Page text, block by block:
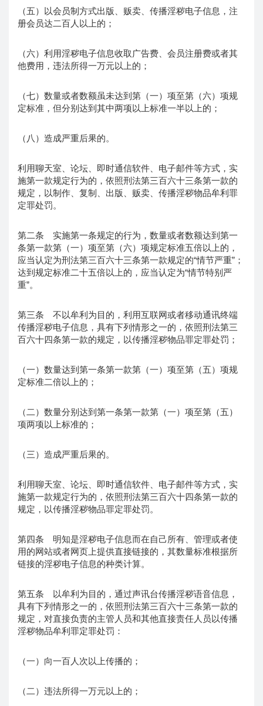
（五）以会员制方式出版、贩卖、传播淫秽电子信息，注
册会员达二百人以上的；
（六）利用淫秽电子信息收取广告费、会员注册费或者其
他费用，违法所得一万元以上的；
（七）数量或者数额虽未达到第（一）项至第（六）项规
定标准，但分别达到其中两项以上标准一半以上的；
（八）造成严重后果的。
利用聊天室、论坛、即时通信软件、电子邮件等方式，实
施第一款规定行为的，依照刑法第三百六十三条第一款的
规定，以制作、复制、出版、贩卖、传播淫秽物品牟利罪
定罪处罚。
第二条 实施第一条规定的行为，数量或者数额达到第一
条第一款第（一）项至第（六）项规定标准五倍以上的，
应当认定为刑法第三百六十三条第一款规定的“情节严重”；
达到规定标准二十五倍以上的，应当认定为“情节特别严
重”。
第三条 不以牟利为目的，利用互联网或者移动通讯终端
传播淫秽电子信息，具有下列情形之一的，依照刑法第三
百六十四条第一款的规定，以传播淫秽物品罪定罪处罚；
（一）数量达到第一条第一款第（一）项至第（五）项规
定标准二倍以上的；
（二）数量分别达到第一条第一款第（一）项至第（五）
项两项以上标准的；
（三）造成严重后果的。
利用聊天室、论坛、即时通信软件、电子邮件等方式，实
施第一款规定行为的，依照刑法第三百六十四条第一款的
规定，以传播淫秽物品罪定罪处罚。
第四条 明知是淫秽电子信息而在自己所有、管理或者使
用的网站或者网页上提供直接链接的，其数量标准根据所
链接的淫秽电子信息的种类计算。
第五条 以牟利为目的，通过声讯台传播淫秽语音信息，
具有下列情形之一的，依照刑法第三百六十三条第一款的
规定，对直接负责的主管人员和其他直接责任人员以传播
淫秽物品牟利罪定罪处罚：
（一）向一百人次以上传播的；
（二）违法所得一万元以上的；